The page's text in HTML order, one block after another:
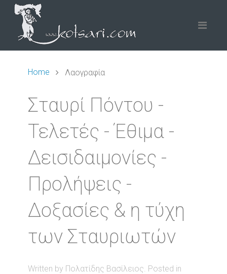
Home Λαογραφία
Σταυρί Πόντου -
Τελετές - Έθιμα -
Δεισιδαιμονίες -
Προλήψεις -
Δοξασίες & η τύχη
των Σταυριωτών
Written by Πολατίδης Βασίλειος. Posted in